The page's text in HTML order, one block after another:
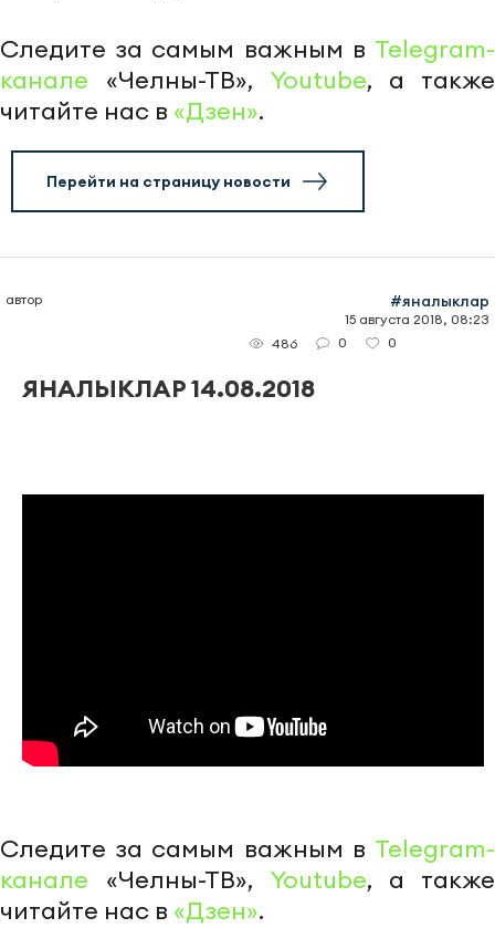
Следите за самым важным в Telegram-
канале «Челны-ТВ», Youtube, а также
читайте нас в «Дзен».
Перейти на страницу новости
автор #яналыклар
15 августа 2018, 08:23
486
0 0
ЯНАЛЫКЛАР 14.08.2018
Следите за самым важным в Telegram-
канале «Челны-ТВ», Youtube, а также
читайте нас в «Дзен».